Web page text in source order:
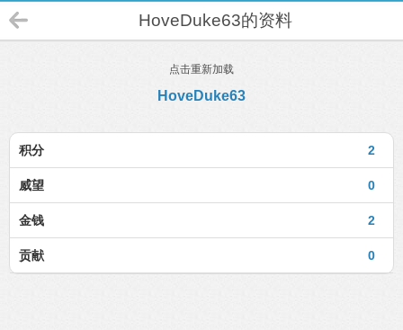
HoveDuke63的资料
点击重新加载
HoveDuke63
2
积分
0
威望
2
金钱
0
贡献